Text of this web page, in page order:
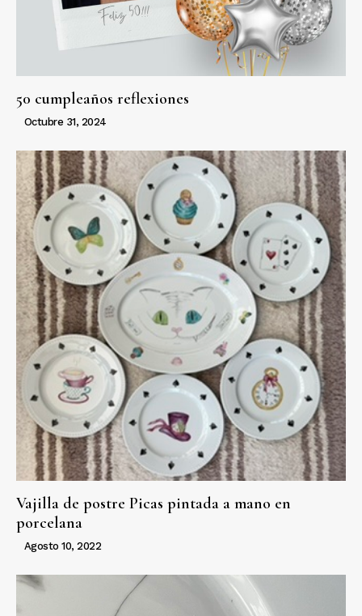
50 cumpleaños reflexiones
Octubre 31, 2024
Vajilla de postre Picas pintada a mano en
porcelana
Agosto 10, 2022